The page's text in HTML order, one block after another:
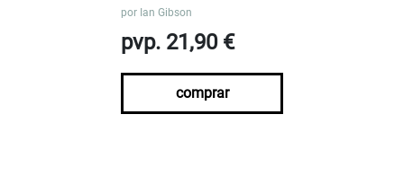
por Ian Gibson
pvp. 21,90 €
comprar